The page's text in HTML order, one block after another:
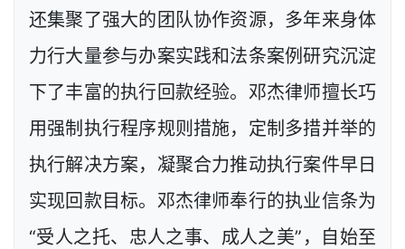
还集聚了强大的团队协作资源，多年来身体
力行大量参与办案实践和法条案例研究沉淀
下了丰富的执行回款经验。邓杰律师擅长巧
用强制执行程序规则措施，定制多措并举的
执行解决方案，凝聚合力推动执行案件早日
实现回款目标。邓杰律师奉行的执业信条为
“受人之托、忠人之事、成人之美”，自始至